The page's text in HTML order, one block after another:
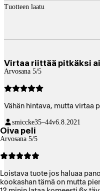
Tuotteen laatu
Virtaa riittää pitkäksi
Arvosana 5/5
Vähän hintava, mutta virtaa
smiccke35–44v6.8.2021
Oiva peli
Arvosana 5/5
Loistava tuote jos haluaa
kookashan tämä on mutta